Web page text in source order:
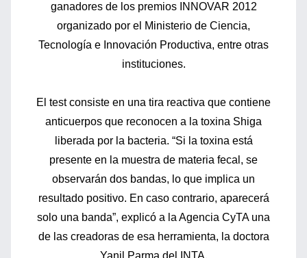
ganadores de los premios INNOVAR 2012
organizado por el Ministerio de Ciencia,
Tecnología e Innovación Productiva, entre otras
instituciones.
El test consiste en una tira reactiva que contiene
anticuerpos que reconocen a la toxina Shiga
liberada por la bacteria. “Si la toxina está
presente en la muestra de materia fecal, se
observarán dos bandas, lo que implica un
resultado positivo. En caso contrario, aparecerá
solo una banda”, explicó a la Agencia CyTA una
de las creadoras de esa herramienta, la doctora
Yanil Parma del INTA.